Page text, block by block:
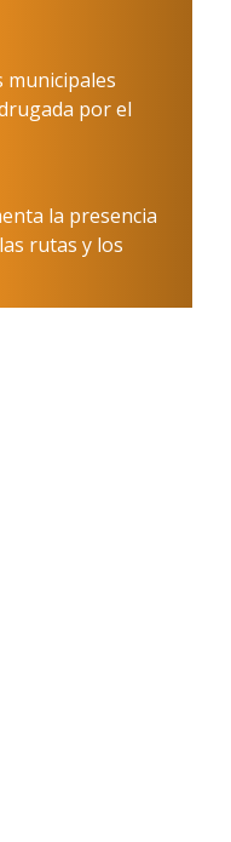
municipales
por el
la presencia
rutas y los